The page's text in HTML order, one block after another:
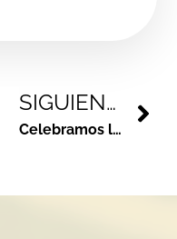
SIGUIENTE
Celebramos las Navidades junto a los comerciantes de Alcorcón con una campaña para promocionar el comercio local